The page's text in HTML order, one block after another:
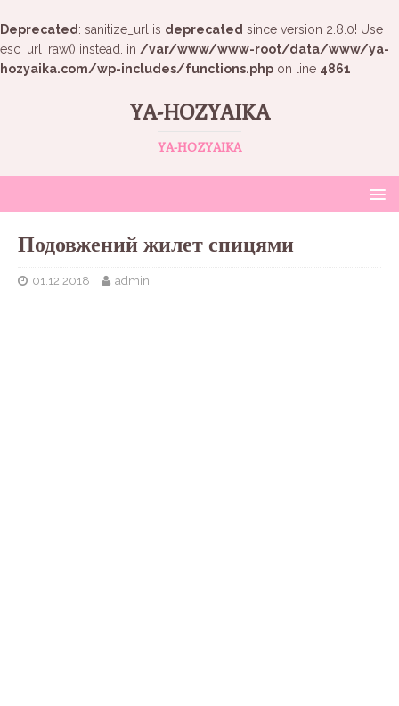
Deprecated : sanitize_url is deprecated since version 2.8.0! Use
esc_url_raw() instead. in /var/www/www-root/data/www/ya-
hozyaika.com/wp-includes/functions.php on line 4861
YA-HOZYAIKA
YA-HOZYAIKA
Подовжений жилет спицями
01.12.2018 admin